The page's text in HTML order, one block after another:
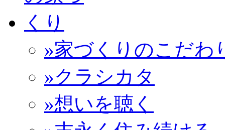
»家づくりのこだわ
»クラシカタ
»想いを聴く